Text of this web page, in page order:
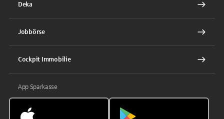
Deka
Jobbörse
Cockpit Immobilie
App Sparkasse